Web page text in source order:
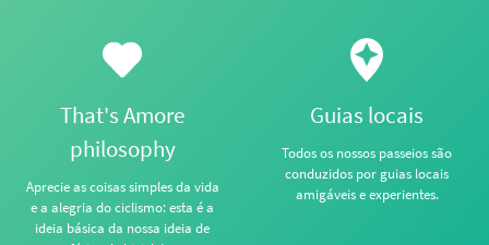
That's Amore
philosophy
Aprecie as coisas simples da vida
e a alegria do ciclismo: esta é a
ideia básica da nossa ideia de
Guias locais
Todos os nossos passeios são
conduzidos por guias locais
amigáveis e experientes.